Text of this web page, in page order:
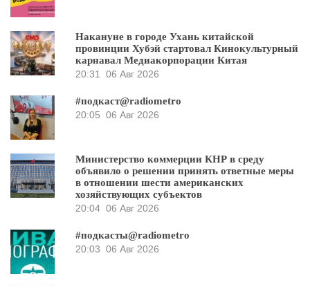
Накануне в городе Ухань китайской
провинции Хубэй стартовал Кинокультурный
карнавал Медиакорпорации Китая
20:31
06 Авг 2026
#подкаст@radiometro
20:05 06 Авг 2026
Министерство коммерции КНР в среду
объявило о решении принять ответные меры
в отношении шести американских
хозяйствующих субъектов
20:04 06 Авг 2026
#подкасты@radiometro
20:03 06 Авг 2026